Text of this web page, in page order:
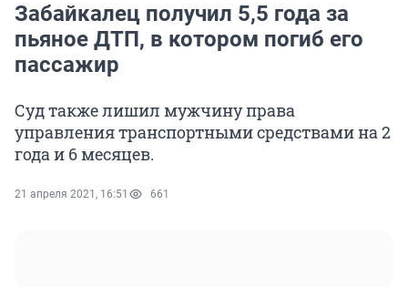
Забайкалец получил 5,5 года за
пьяное ДТП, в котором погиб его
пассажир
Суд также лишил мужчину права
управления транспортными средствами на 2
года и 6 месяцев.
21 апреля 2021, 16:51 661